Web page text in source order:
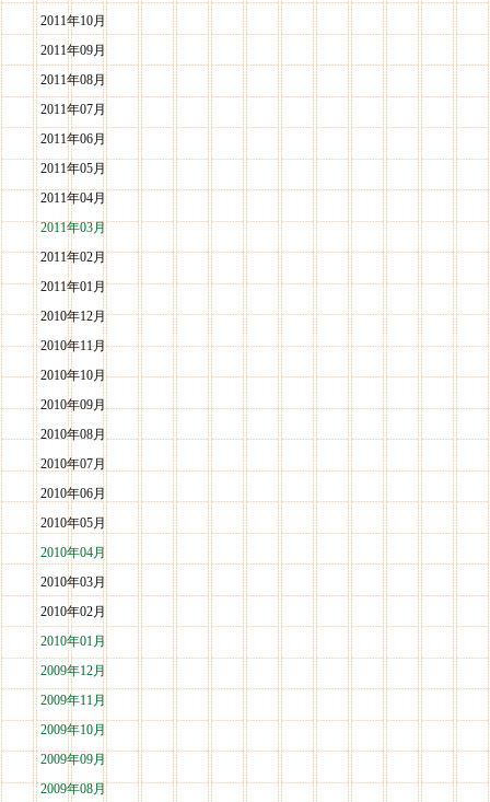
2011年10月
2011年09月
2011年08月
2011年07月
2011年06月
2011年05月
2011年04月
2011年03月
2011年02月
2011年01月
2010年12月
2010年11月
2010年10月
2010年09月
2010年08月
2010年07月
2010年06月
2010年05月
2010年04月
2010年03月
2010年02月
2010年01月
2009年12月
2009年11月
2009年10月
2009年09月
2009年08月